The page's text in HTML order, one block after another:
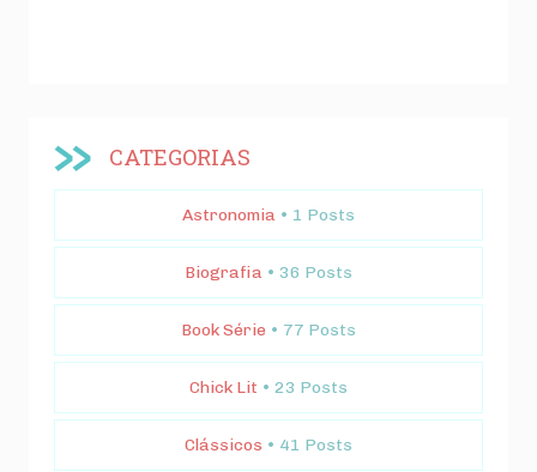
CATEGORIAS
Astronomia • 1 Posts
Biografia • 36 Posts
Book Série • 77 Posts
Chick Lit • 23 Posts
Clássicos • 41 Posts